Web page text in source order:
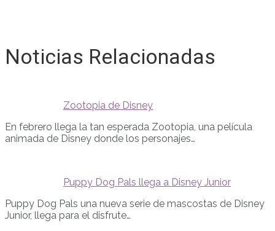
Noticias Relacionadas
Zootopia de Disney
En febrero llega la tan esperada Zootopia, una película
animada de Disney donde los personajes…
Puppy Dog Pals llega a Disney Junior
Puppy Dog Pals una nueva serie de mascostas de Disney
Junior, llega para el disfrute…